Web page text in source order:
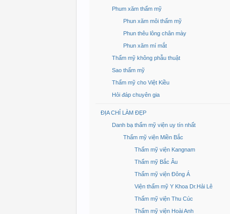
Phum xăm thẩm mỹ
Phun xăm môi thẩm mỹ
Phun thêu lông chân mày
Phun xăm mí mắt
Thẩm mỹ không phẫu thuật
Sao thẩm mỹ
Thẩm mỹ cho Việt Kiều
Hỏi đáp chuyên gia
ĐỊA CHỈ LÀM ĐẸP
Danh bạ thẩm mỹ viện uy tín nhất
Thẩm mỹ viện Miền Bắc
Thẩm mỹ viện Kangnam
Thẩm mỹ Bắc Âu
Thẩm mỹ viện Đông Á
Viện thẩm mỹ Y Khoa Dr.Hải Lê
Thẩm mỹ viện Thu Cúc
Thẩm mỹ viện Hoài Anh